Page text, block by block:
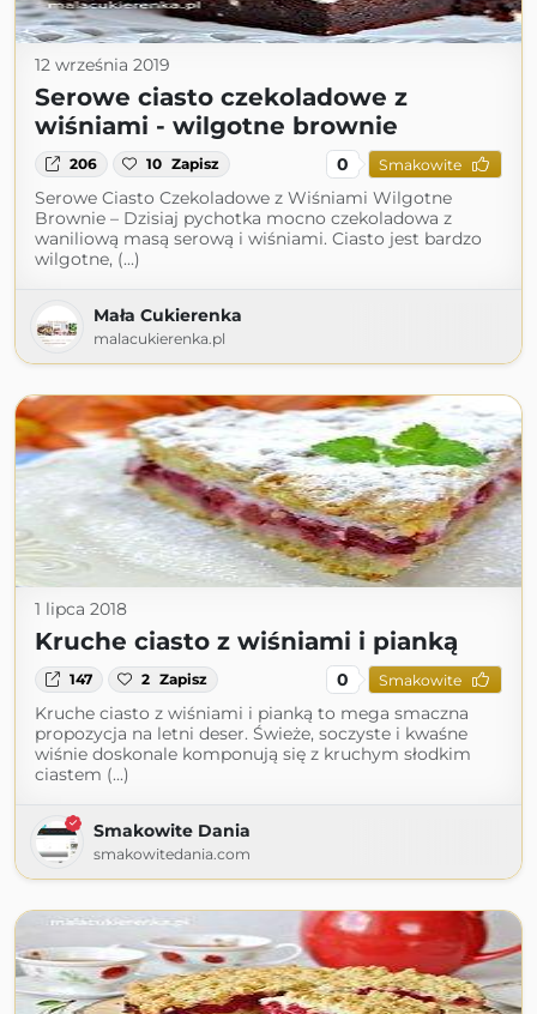
12 września 2019
Serowe ciasto czekoladowe z
wiśniami - wilgotne brownie
206 10 Zapisz 0 Smakowite
Serowe Ciasto Czekoladowe z Wiśniami Wilgotne
Brownie – Dzisiaj pychotka mocno czekoladowa z
waniliową masą serową i wiśniami. Ciasto jest bardzo
wilgotne, (...)
Mała Cukierenka
malacukierenka.pl
1 lipca 2018
Kruche ciasto z wiśniami i pianką
147 2 Zapisz 0 Smakowite
Kruche ciasto z wiśniami i pianką to mega smaczna
propozycja na letni deser. Świeże, soczyste i kwaśne
wiśnie doskonale komponują się z kruchym słodkim
ciastem (...)
Smakowite Dania
smakowitedania.com